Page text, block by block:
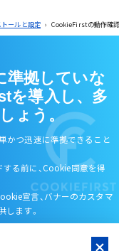
トールと設定 › CookieFirstの動作確
準拠していな
を導入し、多
ょう。
かつ迅速に準拠できること
る前に、Cookie同意を得
宣言、バナーのカスタマ
します。